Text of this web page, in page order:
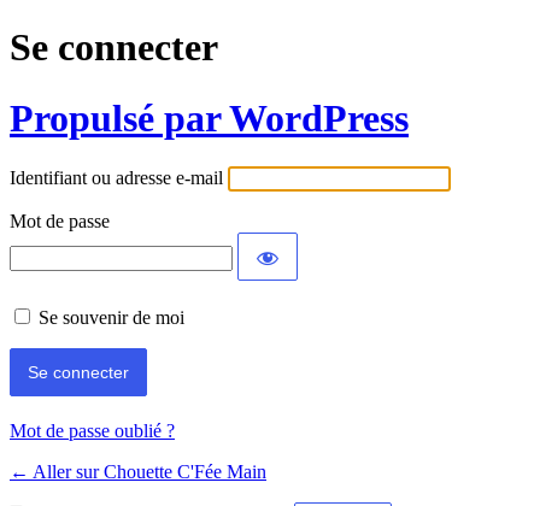
Se connecter
Propulsé par WordPress
Identifiant ou adresse e-mail
Mot de passe
Se souvenir de moi
Mot de passe oublié ?
← Aller sur Chouette C'Fée Main